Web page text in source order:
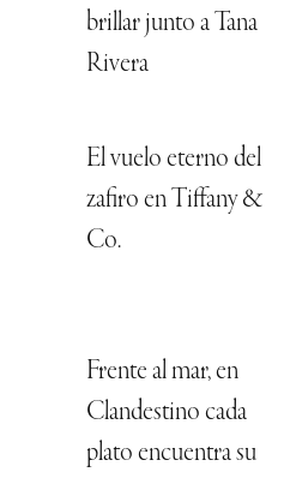
brillar junto a Tana
Rivera
El vuelo eterno del
zafiro en Tiffany &
Co.
Frente al mar, en
Clandestino cada
plato encuentra su